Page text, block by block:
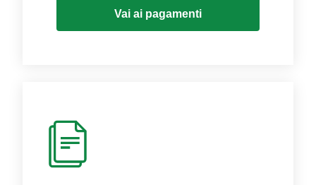
Vai ai pagamenti